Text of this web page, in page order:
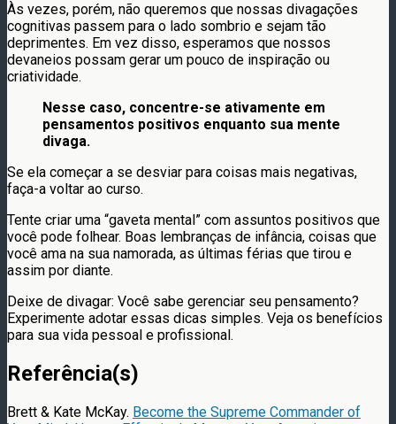
Às vezes, porém, não queremos que nossas divagações
cognitivas passem para o lado sombrio e sejam tão
deprimentes. Em vez disso, esperamos que nossos
devaneios possam gerar um pouco de inspiração ou
criatividade.
Nesse caso, concentre-se ativamente em
pensamentos positivos enquanto sua mente
divaga.
Se ela começar a se desviar para coisas mais negativas,
faça-a voltar ao curso.
Tente criar uma “gaveta mental” com assuntos positivos que
você pode folhear. Boas lembranças de infância, coisas que
você ama na sua namorada, as últimas férias que tirou e
assim por diante.
Deixe de divagar: Você sabe gerenciar seu pensamento?
Experimente adotar essas dicas simples. Veja os benefícios
para sua vida pessoal e profissional.
Referência(s)
Brett & Kate McKay. Become the Supreme Commander of